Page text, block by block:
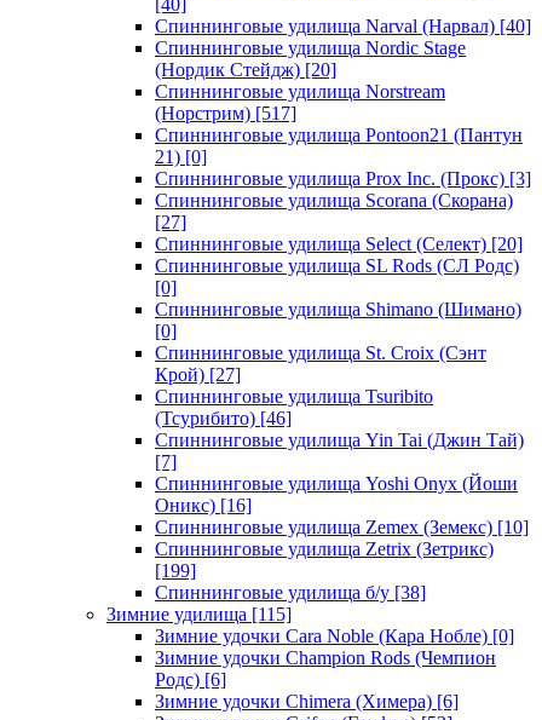
[40]
Спиннинговые удилища Narval (Нарвал) [40]
Спиннинговые удилища Nordic Stage
(Нордик Стейдж) [20]
Спиннинговые удилища Norstream
(Норстрим) [517]
Спиннинговые удилища Pontoon21 (Пантун
21) [0]
Спиннинговые удилища Prox Inc. (Прокс) [3]
Спиннинговые удилища Scorana (Скорана)
[27]
Спиннинговые удилища Select (Селект) [20]
Спиннинговые удилища SL Rods (СЛ Родс)
[0]
Спиннинговые удилища Shimano (Шимано)
[0]
Спиннинговые удилища St. Croix (Сэнт
Крой) [27]
Спиннинговые удилища Tsuribito
(Тсурибито) [46]
Спиннинговые удилища Yin Tai (Джин Тай)
[7]
Спиннинговые удилища Yoshi Onyx (Йоши
Оникс) [16]
Спиннинговые удилища Zemex (Земекс) [10]
Спиннинговые удилища Zetrix (Зетрикс)
[199]
Спиннинговые удилища б/у [38]
Зимние удилища [115]
Зимние удочки Cara Noble (Кара Нобле) [0]
Зимние удочки Champion Rods (Чемпион
Родс) [6]
Зимние удочки Chimera (Химера) [6]